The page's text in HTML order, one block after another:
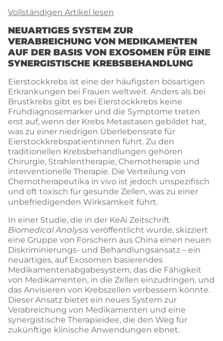
Vollständigen Artikel lesen
NEUARTIGES SYSTEM ZUR
VERABREICHUNG VON MEDIKAMENTEN
AUF DER BASIS VON EXOSOMEN FÜR EINE
SYNERGISTISCHE KREBSBEHANDLUNG
Eierstockkrebs ist eine der häufigsten bösartigen
Erkrankungen bei Frauen weltweit. Anders als bei
Brustkrebs gibt es bei Eierstockkrebs keine
Frühdiagnosemarker und die Symptome treten
erst auf, wenn der Krebs Metastasen gebildet hat,
was zu einer niedrigen Überlebensrate für
Eierstockkrebspatientinnen führt. Zu den
traditionellen Krebsbehandlungen gehören
Chirurgie, Strahlentherapie, Chemotherapie und
interventionelle Therapie. Die Verteilung von
Chemotherapeutika in vivo ist jedoch unspezifisch
und oft toxisch für gesunde Zellen, was zu einer
unbefriedigenden Wirksamkeit führt.
In einer Studie, die in der KeAi Zeitschrift
Biomedical Analysis veröffentlicht wurde, skizziert
eine Gruppe von Forschern aus China einen neuen
Diskriminierungs- und Behandlungsansatz – ein
neuartiges, auf Exosomen basierendes
Medikamentenabgabesystem, das die Fähigkeit
von Medikamenten, in die Zellen einzudringen, und
das Anvisieren von Krebszellen verbessern könnte.
Dieser Ansatz bietet ein neues System zur
Verabreichung von Medikamenten und eine
synergistische Therapieidee, die den Weg für
zukünftige klinische Anwendungen ebnet.